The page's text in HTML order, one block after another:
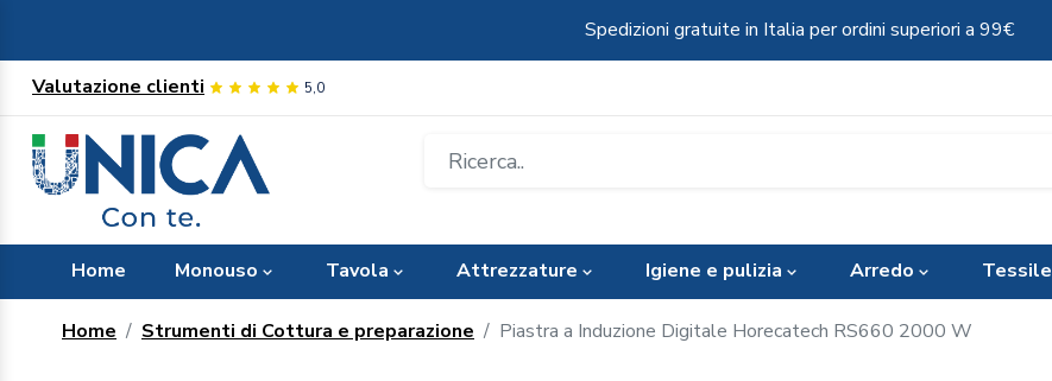
Spedizioni gratuite in Italia per ordini superiori a 99€
Valutazione clienti 5,0
Home Monouso Tavola Attrezzature Igiene e pulizia Arredo Tessile
Home Strumenti di Cottura e preparazione Piastra a Induzione Digitale Horecatech RS660 2000 W